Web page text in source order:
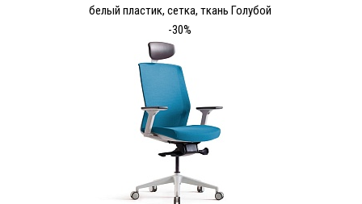
белый пластик, сетка, ткань Голубой
-30%